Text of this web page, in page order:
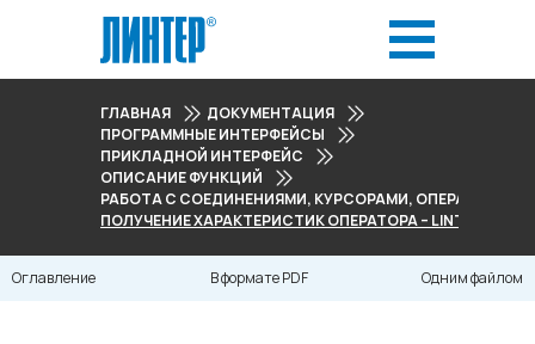
ГЛАВНАЯ
ДОКУМЕНТАЦИЯ
ПРОГРАММНЫЕ ИНТЕРФЕЙСЫ
ПРИКЛАДНОЙ ИНТЕРФЕЙС
ОПИСАНИЕ ФУНКЦИЙ
РАБОТА С СОЕДИНЕНИЯМИ, КУРСОРАМИ, ОПЕРАТОРАМИ
ПОЛУЧЕНИЕ ХАРАКТЕРИСТИК ОПЕРАТОРА –
Оглавление В формате PDF Одним файлом